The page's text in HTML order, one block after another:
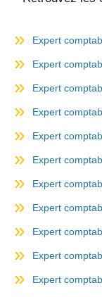
Expert
Expert
Expert
Expert
Expert
Expert
Expert
Expert
Expert
Expert
Expert